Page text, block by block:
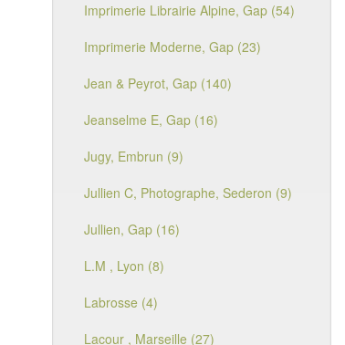
Imprimerie Librairie Alpine, Gap (54)
Imprimerie Moderne, Gap (23)
Jean & Peyrot, Gap (140)
Jeanselme E, Gap (16)
Jugy, Embrun (9)
Jullien C, Photographe, Sederon (9)
Jullien, Gap (16)
L.M , Lyon (8)
Labrosse (4)
Lacour , Marseille (27)